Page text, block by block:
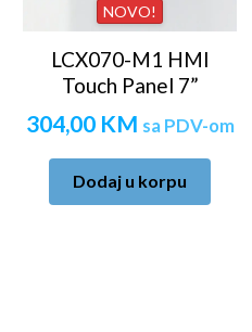
NOVO!
LCX070-M1 HMI
Touch Panel 7”
304,00 KM sa PDV-om
Dodaj u korpu